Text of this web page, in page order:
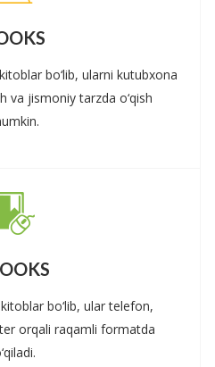
bo‘lib, ularni kutubxona
va jismoniy tarzda o‘qish
bo‘lib, ular telefon,
orqali raqamli formatda